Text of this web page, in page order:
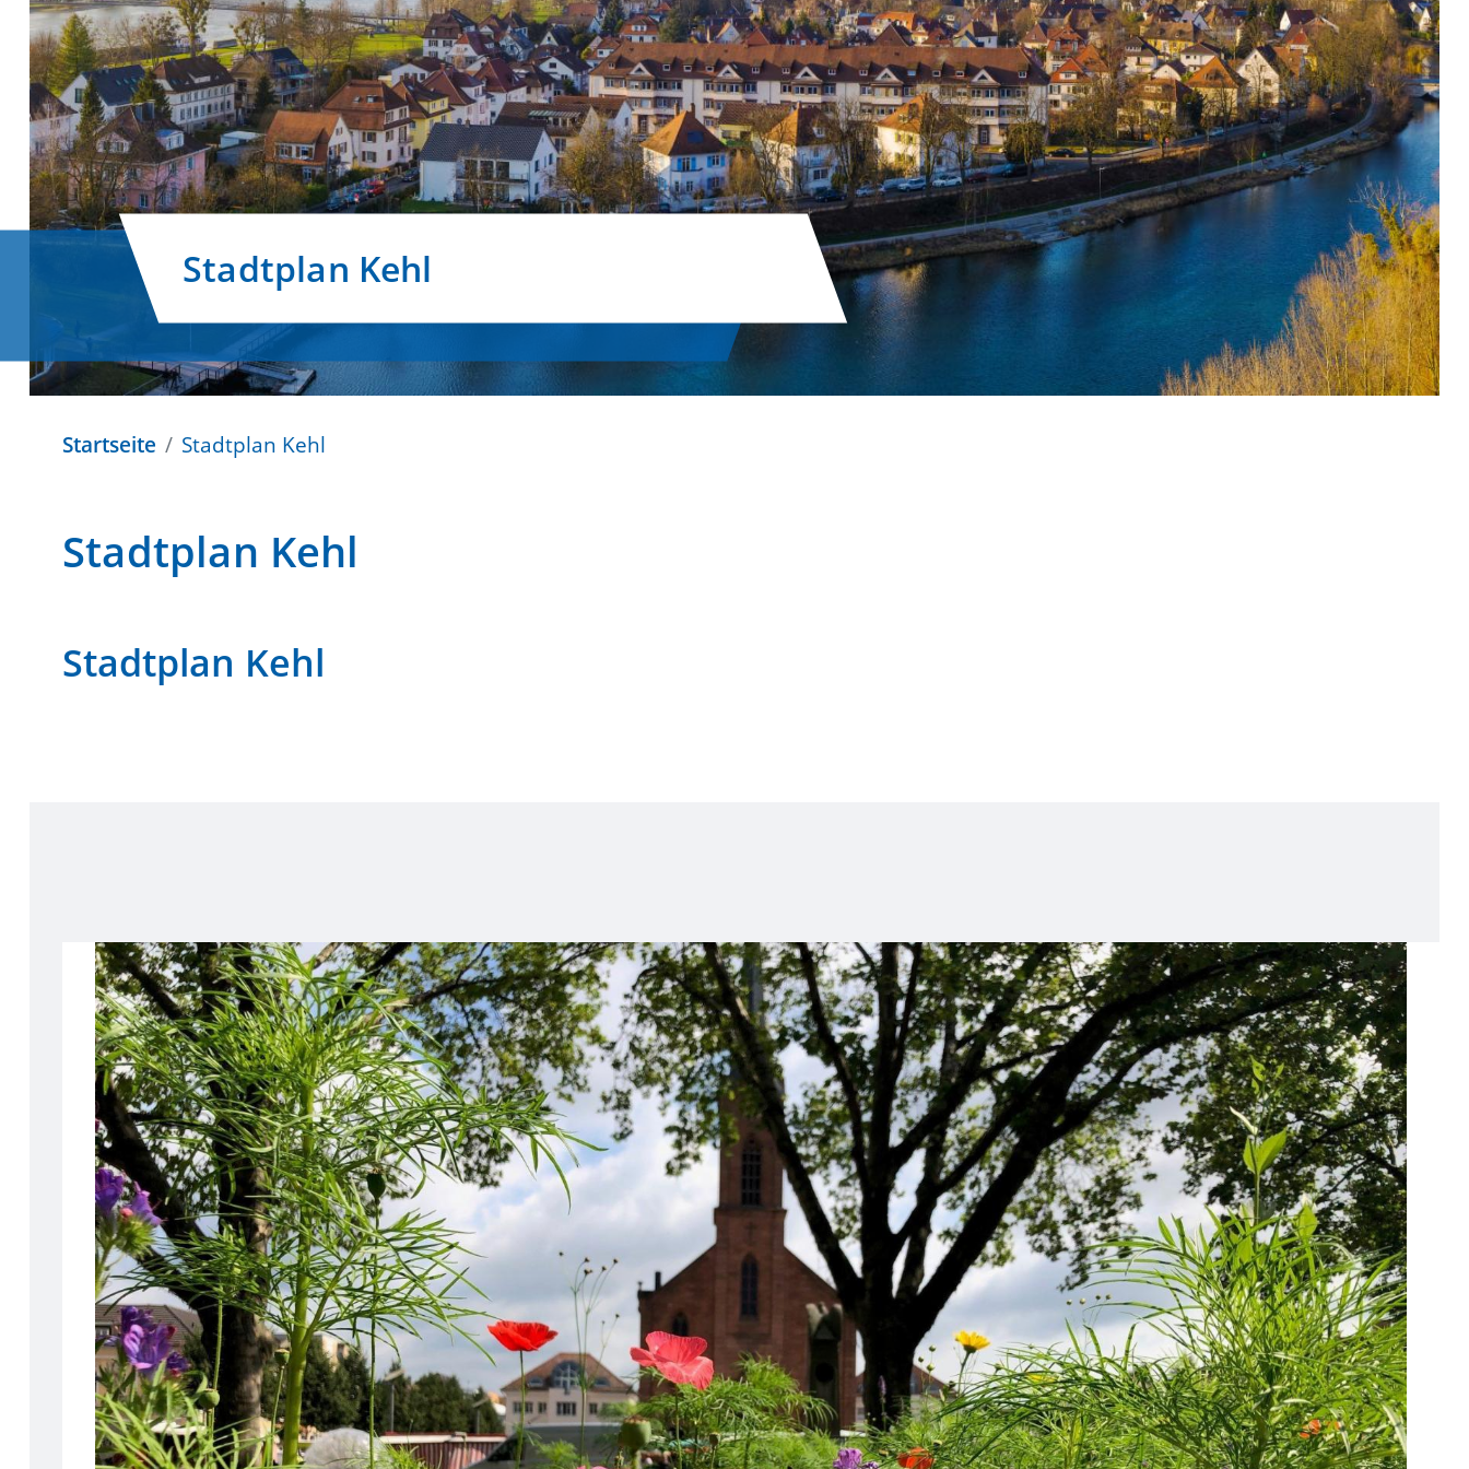
Stadtplan Kehl
Startseite Stadtplan Kehl
Stadtplan Kehl
Stadtplan Kehl